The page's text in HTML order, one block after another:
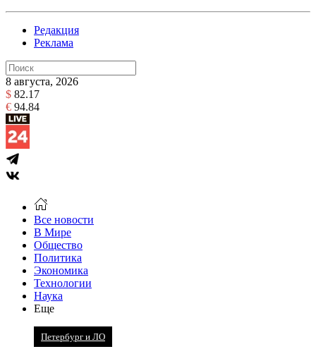
Редакция
Реклама
8 августа, 2026
$ 82.17
€ 94.84
Все новости
В Мире
Общество
Политика
Экономика
Технологии
Наука
Еще
Петербург и ЛО